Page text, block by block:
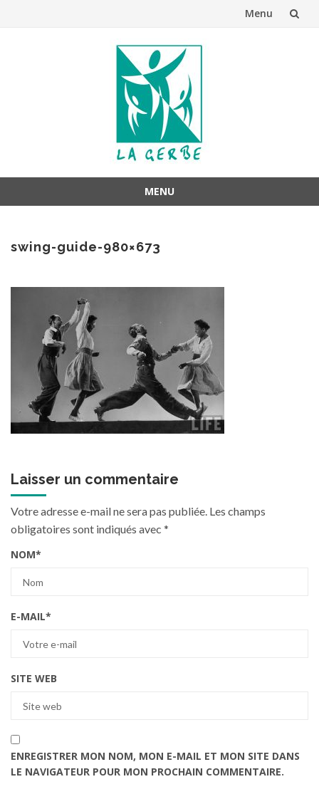
Menu
MENU
contenu
swing-guide-980×673
Laisser un commentaire
Votre adresse e-mail ne sera pas publiée. Les champs
obligatoires sont indiqués avec *
NOM*
E-MAIL*
SITE WEB
ENREGISTRER MON NOM, MON E-MAIL ET MON SITE DANS
LE NAVIGATEUR POUR MON PROCHAIN COMMENTAIRE.